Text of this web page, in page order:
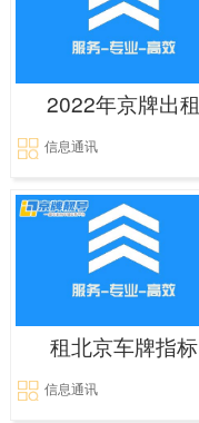
2022年京牌出租
信息通讯
租北京车牌指标
信息通讯